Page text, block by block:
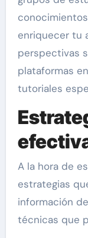
enriquecer tu
perspectivas
plataformas
tutoriales
A la hora de
estrategias
información
técnicas que